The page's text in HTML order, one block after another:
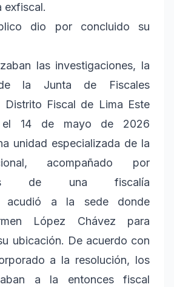
exfiscal.
dio por concluido su
las investigaciones, la
de la Junta de Fiscales
Distrito Fiscal de Lima Este
el 14 de mayo de 2026
unidad especializada de la
acompañado por
de una fiscalía
acudió a la sede donde
López Chávez para
ubicación. De acuerdo con
a la resolución, los
a la entonces fiscal